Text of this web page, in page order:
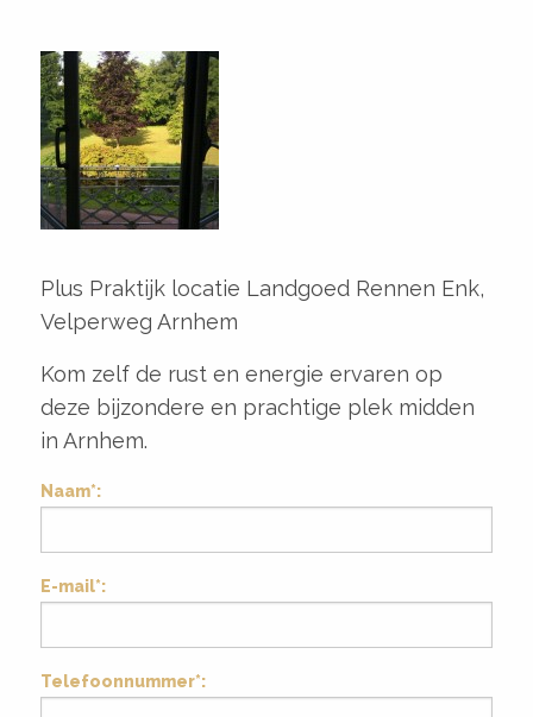
Plus Praktijk locatie Landgoed Rennen Enk,
Velperweg Arnhem
Kom zelf de rust en energie ervaren op
deze bijzondere en prachtige plek midden
in Arnhem.
Naam*:
E-mail*:
Telefoonnummer*: